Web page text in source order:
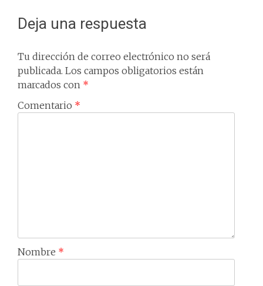
Deja una respuesta
Tu dirección de correo electrónico no será
publicada. Los campos obligatorios están
marcados con *
Comentario *
Nombre *